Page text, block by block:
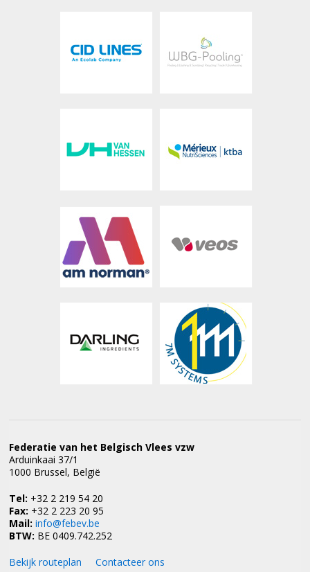
Federatie van het Belgisch Vlees vzw
Arduinkaai 37/1
1000 Brussel, België
Tel: +32 2 219 54 20
Fax: +32 2 223 20 95
Mail: info@febev.be
BTW: BE 0409.742.252
Bekijk routeplan
Contacteer ons